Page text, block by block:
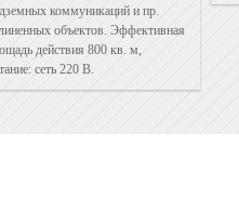
коммуникаций и пр.
объектов. Эффективная
действия 800 кв. м,
сеть 220 В.